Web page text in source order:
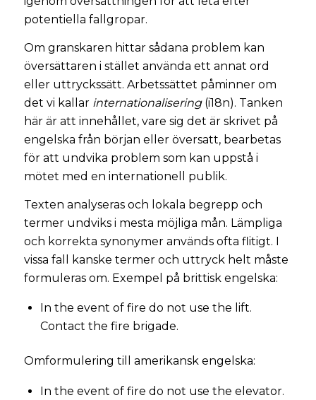
potentiella fallgropar.
Om granskaren hittar sådana problem kan
översättaren i stället använda ett annat ord
eller uttryckssätt. Arbetssättet påminner om
det vi kallar internationalisering(i18n). Tanken
här är att innehållet, vare sig det är skrivet på
engelska från början eller översatt, bearbetas
för att undvika problem som kan uppstå i
mötet med en internationell publik.
Texten analyseras och lokala begrepp och
termer undviks i mesta möjliga mån. Lämpliga
och korrekta synonymer används ofta flitigt. I
vissa fall kanske termer och uttryck helt måste
formuleras om. Exempel på brittisk engelska:
In the event of fire do not use the lift.
Contact the fire brigade.
Omformulering till amerikansk engelska:
In the event of fire do not use the elevator.